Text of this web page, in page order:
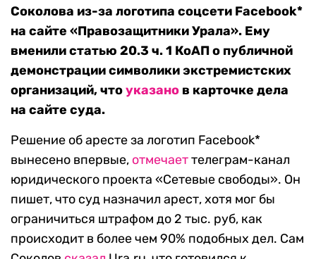
Соколова из-за логотипа соцсети Facebook*
на сайте «Правозащитники Урала». Ему
вменили статью 20.3 ч. 1 КоАП о публичной
демонстрации символики экстремистских
организаций, чтоуказано в карточке дела
на сайте суда.
Решение об аресте за логотип Facebook*
вынесено впервые, отмечаеттелеграм-канал
юридического проекта «Сетевые свободы». Он
пишет, что суд назначил арест, хотя мог бы
ограничиться штрафом до 2 тыс. руб, как
происходит в более чем 90% подобных дел. Сам